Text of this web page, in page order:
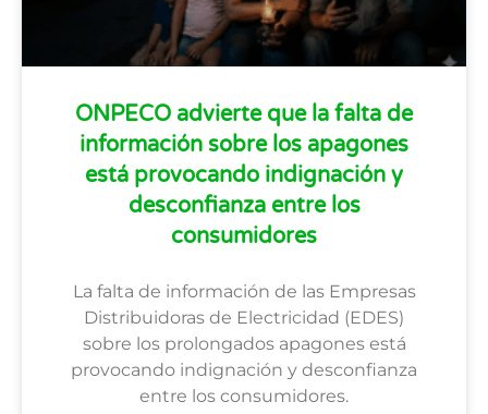
ONPECO advierte que la falta de
información sobre los apagones
está provocando indignación y
desconfianza entre los
consumidores
La falta de información de las Empresas
Distribuidoras de Electricidad (EDES)
sobre los prolongados apagones está
provocando indignación y desconfianza
entre los consumidores.